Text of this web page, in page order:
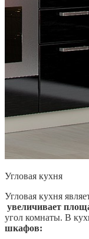
Угловая кухня
Угловая кухня
увеличивает
угол комнаты. В
шкафов: